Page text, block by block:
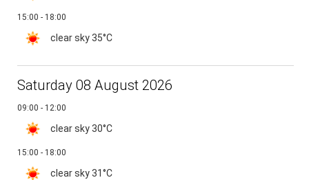
15:00 - 18:00
clear sky35°C
Saturday 08 August 2026
09:00 - 12:00
clear sky30°C
15:00 - 18:00
clear sky31°C